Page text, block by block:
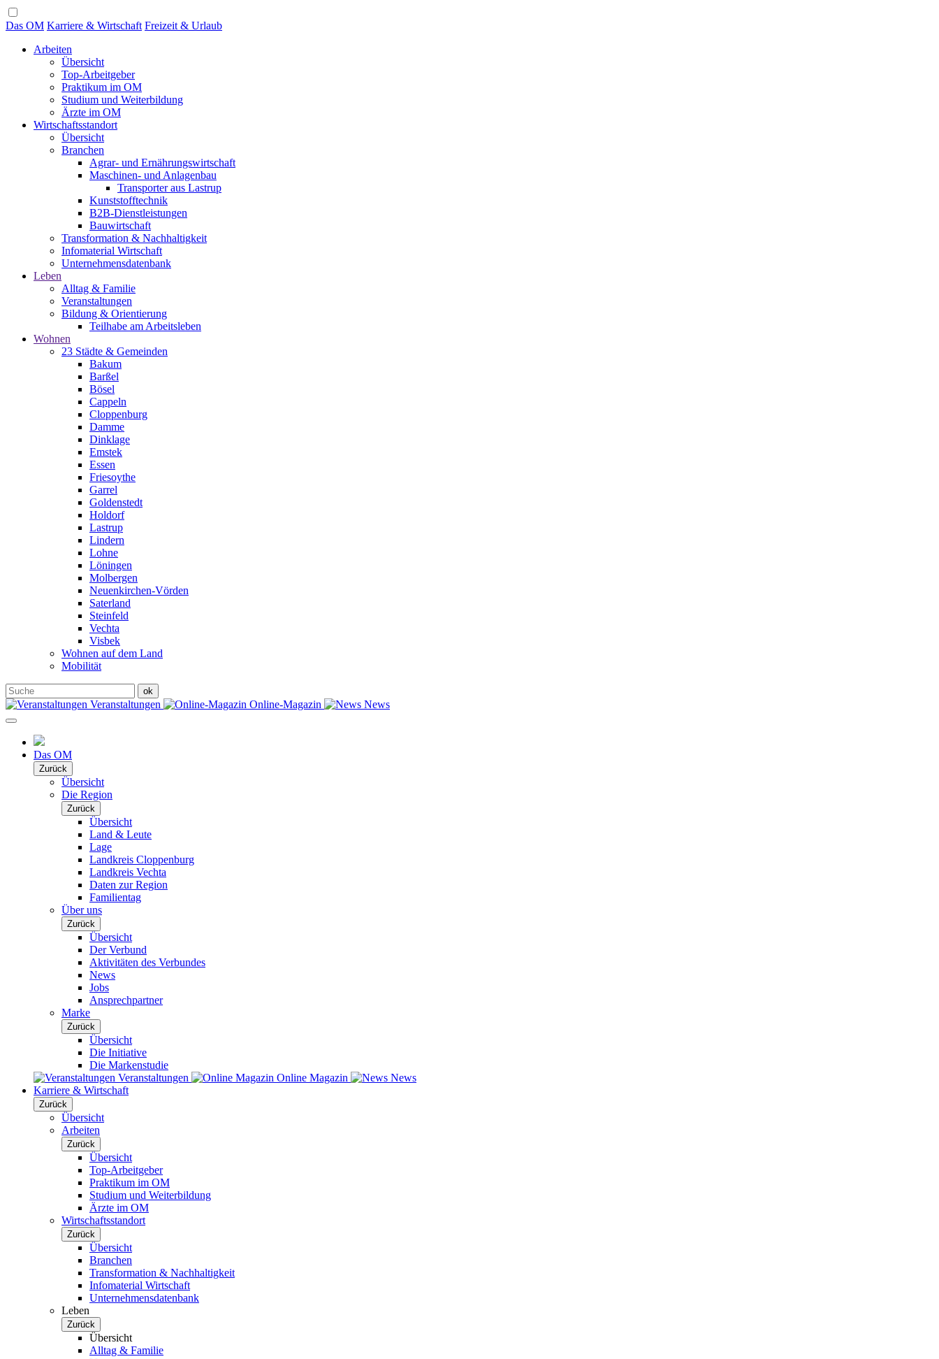
Das OM Karriere & Wirtschaft Freizeit & Urlaub
Arbeiten
Übersicht
Top-Arbeitgeber
Praktikum im OM
Studium und Weiterbildung
Ärzte im OM
Wirtschaftsstandort
Übersicht
Branchen
Agrar- und Ernährungswirtschaft
Maschinen- und Anlagenbau
Transporter aus Lastrup
Kunststofftechnik
B2B-Dienstleistungen
Bauwirtschaft
Transformation & Nachhaltigkeit
Infomaterial Wirtschaft
Unternehmensdatenbank
Leben
Alltag & Familie
Veranstaltungen
Bildung & Orientierung
Teilhabe am Arbeitsleben
Wohnen
23 Städte & Gemeinden
Bakum
Barßel
Bösel
Cappeln
Cloppenburg
Damme
Dinklage
Emstek
Essen
Friesoythe
Garrel
Goldenstedt
Holdorf
Lastrup
Lindern
Lohne
Löningen
Molbergen
Neuenkirchen-Vörden
Saterland
Steinfeld
Vechta
Visbek
Wohnen auf dem Land
Mobilität
Veranstaltungen Online-Magazin News
Das OM
Zurück
Übersicht
Die Region
Zurück
Übersicht
Land & Leute
Lage
Landkreis Cloppenburg
Landkreis Vechta
Daten zur Region
Familientag
Über uns
Zurück
Übersicht
Der Verbund
Aktivitäten des Verbundes
News
Jobs
Ansprechpartner
Marke
Zurück
Übersicht
Die Initiative
Die Markenstudie
Veranstaltungen
Online Magazin
News
Karriere & Wirtschaft
Zurück
Übersicht
Arbeiten
Zurück
Übersicht
Top-Arbeitgeber
Praktikum im OM
Studium und Weiterbildung
Ärzte im OM
Wirtschaftsstandort
Zurück
Übersicht
Branchen
Transformation & Nachhaltigkeit
Infomaterial Wirtschaft
Unternehmensdatenbank
Leben
Zurück
Übersicht
Alltag & Familie